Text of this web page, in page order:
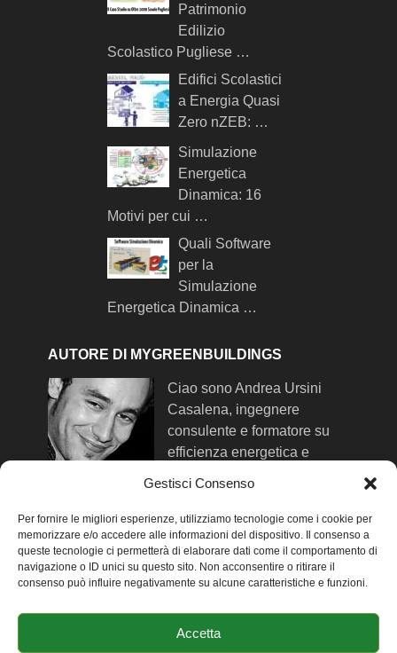
Gestisci Consenso
Per fornire le migliori esperienze, utilizziamo tecnologie come i cookie per
memorizzare e/o accedere alle informazioni del dispositivo. Il consenso a
queste tecnologie ci permetterà di elaborare dati come il comportamento di
navigazione o ID unici su questo sito. Non acconsentire o ritirare il
consenso può influire negativamente su alcune caratteristiche e funzioni.
Accetta
Patrimonio
Edilizio
Scolastico Pugliese …
Edifici Scolastici
a Energia Quasi
Zero nZEB: …
Simulazione
Energetica
Dinamica: 16
Motivi per cui …
Quali Software
per la
Simulazione
Energetica Dinamica …
AUTORE DI MYGREENBUILDINGS
Ciao sono Andrea Ursini
Casalena, ingegnere
consulente e formatore su
efficienza energetica e
SEGUIMI SUI SOCIAL NETWORK
Facebook
-Twitter